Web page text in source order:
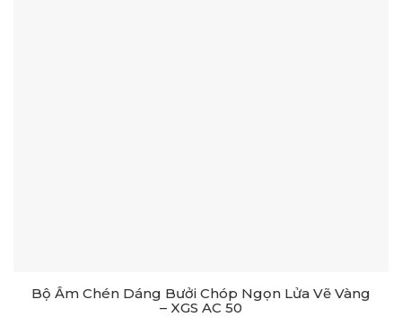
Bộ Ấm Chén Dáng Bưởi Chóp Ngọn Lửa Vẽ Vàng
– XGS AC 50